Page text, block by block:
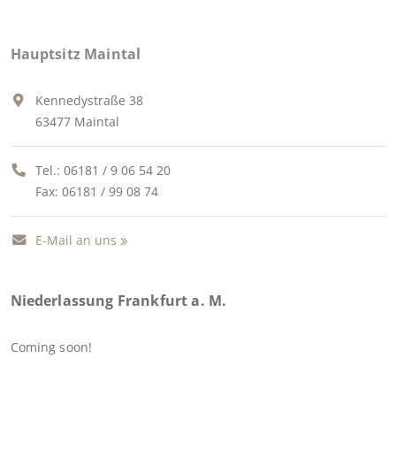
Hauptsitz Maintal
Kennedystraße 38
63477 Maintal
Tel.: 06181 / 9 06 54 20
Fax: 06181 / 99 08 74
E-Mail an uns
Niederlassung Frankfurt a. M.
Coming soon!